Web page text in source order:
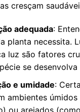
cresçam
adequada:
planta necessita.
luz são fatores
se desenvolva
e umidade:
ambientes